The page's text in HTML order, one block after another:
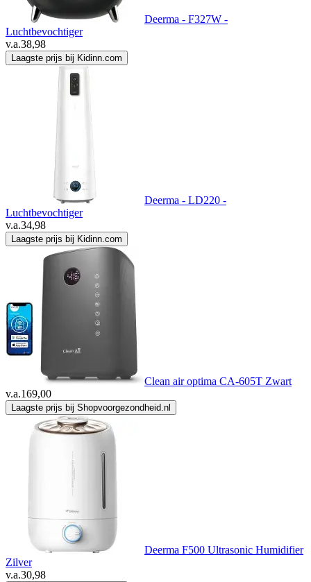
Deerma - F327W -
Luchtbevochtiger
v.a.38,98
Laagste prijs bij Kidinn.com
Deerma - LD220 -
Luchtbevochtiger
v.a.34,98
Laagste prijs bij Kidinn.com
Clean air optima CA-605T Zwart
v.a.169,00
Laagste prijs bij Shopvoorgezondheid.nl
Deerma F500 Ultrasonic Humidifier
Zilver
v.a.30,98